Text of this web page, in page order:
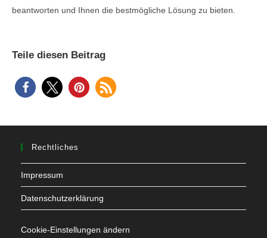
beantworten und Ihnen die bestmögliche Lösung zu bieten.
Teile diesen Beitrag
Rechtliches
Impressum
Datenschutzerklärung
Cookie-Einstellungen ändern